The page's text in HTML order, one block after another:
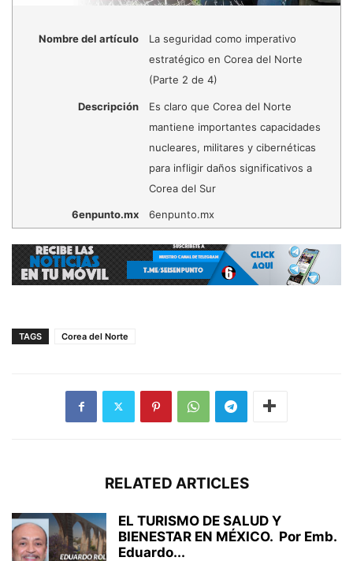
Nombre del artículo
La seguridad como imperativo
estratégico en Corea del Norte
(Parte 2 de 4)
Descripción
Es claro que Corea del Norte
mantiene importantes capacidades
nucleares, militares y cibernéticas
para infligir daños significativos a
Corea del Sur
6enpunto.mx 6enpunto.mx
TAGS Corea del Norte
RELATED ARTICLES
EL TURISMO DE SALUD Y
BIENESTAR EN MÉXICO. Por Emb.
Eduardo...